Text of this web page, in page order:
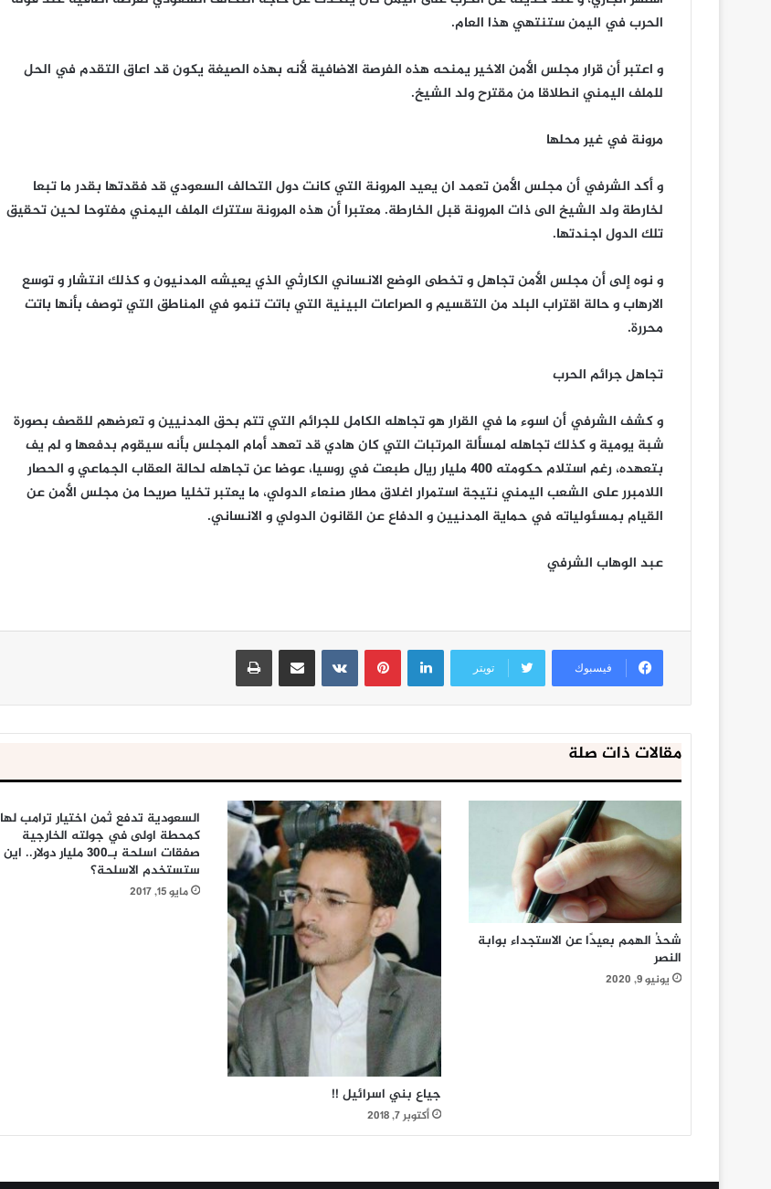
الحرب في اليمن ستنتهي هذا العام.
و اعتبر أن قرار مجلس الأمن الاخير يمنحه هذه الفرصة الاضافية لأنه بهذه الصيغة يكون قد اعاق التقدم في الحل
للملف اليمني انطلاقا من مقترح ولد الشيخ.
مرونة في غير محلها
و أكد الشرفي أن مجلس الأمن تعمد ان يعيد المرونة التي كانت دول التحالف السعودي قد فقدتها بقدر ما تبعا
لخارطة ولد الشيخ الى ذات المرونة قبل الخارطة. معتبرا أن هذه المرونة ستترك الملف اليمني مفتوحا لحين تحقيق
تلك الدول اجندتها.
و نوه إلى أن مجلس الأمن تجاهل و تخطى الوضع الانساني الكارثي الذي يعيشه المدنيون و كذلك انتشار و توسع
الارهاب و حالة اقتراب البلد من التقسيم و الصراعات البينية التي باتت تنمو في المناطق التي توصف بأنها باتت
محررة.
تجاهل جرائم الحرب
و كشف الشرفي أن اسوء ما في القرار هو تجاهله الكامل للجرائم التي تتم بحق المدنيين و تعرضهم للقصف بصورة
شبة يومية و كذلك تجاهله لمسألة المرتبات التي كان هادي قد تعهد أمام المجلس بأنه سيقوم بدفعها و لم يف
بتعهده، رغم استلام حكومته 400 مليار ريال طبعت في روسيا، عوضا عن تجاهله لحالة العقاب الجماعي و الحصار
اللامبرر على الشعب اليمني نتيجة استمرار اغلاق مطار صنعاء الدولي، ما يعتبر تخليا صريحا من مجلس الأمن عن
القيام بمسئولياته في حماية المدنيين و الدفاع عن القانون الدولي و الانساني.
عبد الوهاب الشرفي
فيسبوك تويتر
لينكدإنبينتيريست مشاركة عبر البريد طباعة
مقالات ذات صلة
شحذُ الهمم بعيدًا عن الاستجداء بوابة
النصر
يونيو 9, 2020
جياع بني اسرائيل !!
أكتوبر 7, 2018
السعودية تدفع ثمن اختيار ترامب لها
كمحطة اولى في جولته الخارجية
صفقات اسلحة بـ300 مليار دولار.. اين
ستستخدم الاسلحة؟
مايو 15, 2017
موسع
برئاسة
عضو
الأعلى
الزايدي
يناقش
أوضاع
محافظة
مأرب
وإحتياجاتها
وإحتياجاتها
«
يا
الله
أكتوبر 11, 2021
زامل || « يا رسول الله »